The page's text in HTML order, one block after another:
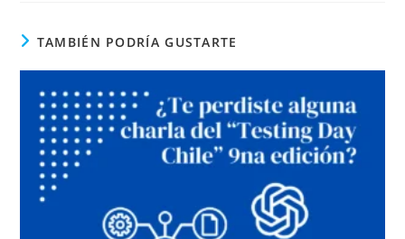
TAMBIÉN PODRÍA GUSTARTE